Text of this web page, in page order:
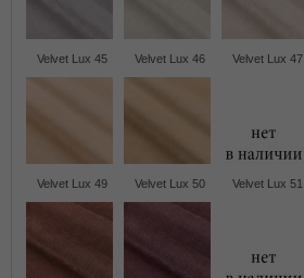
Velvet Lux 45 Velvet Lux 46 Velvet Lux 47
Velvet Lux 49 Velvet Lux 50 Velvet Lux 51